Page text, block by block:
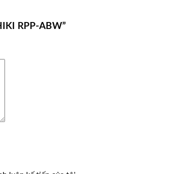
RPP-ABW”